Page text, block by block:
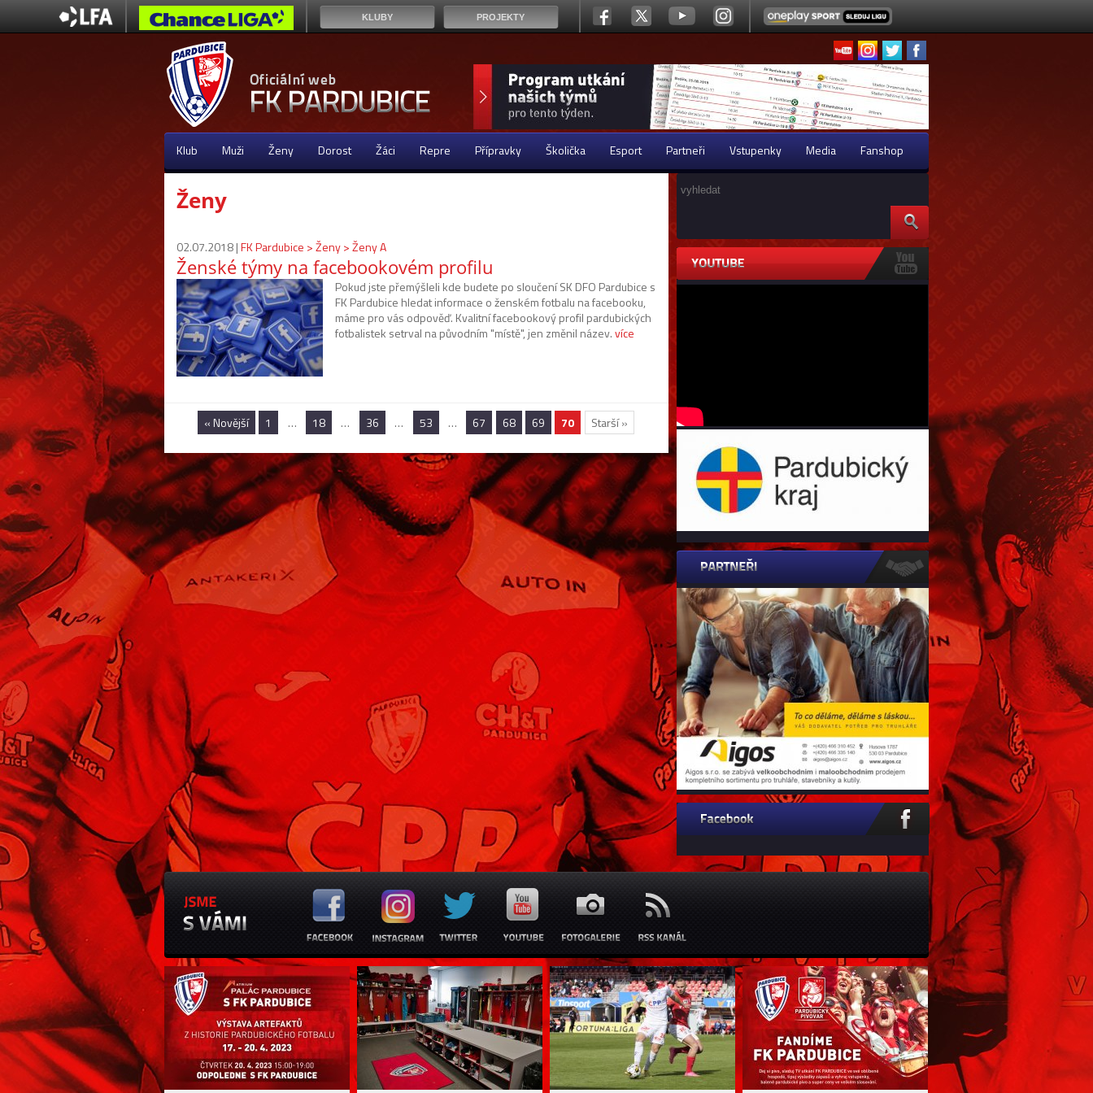
Klub Muži Ženy Dorost Žáci Repre Přípravky Školička Esport Partneři Vstupenky Media Fanshop
Ženy
02.07.2018 |FK Pardubice > Ženy > Ženy A
Ženské týmy na facebookovém profilu
Pokud jste přemýšleli kde budete po sloučení SK DFO Pardubice s
FK Pardubice hledat informace o ženském fotbalu na facebooku,
máme pro vás odpověď. Kvalitní facebookový profil pardubických
fotbalistek setrval na původním "místě", jen změnil název.více
« Novější 1 … 18 … 36 … 53 … 67 68 69 70 Starší »
KLUBY PROJEKTY